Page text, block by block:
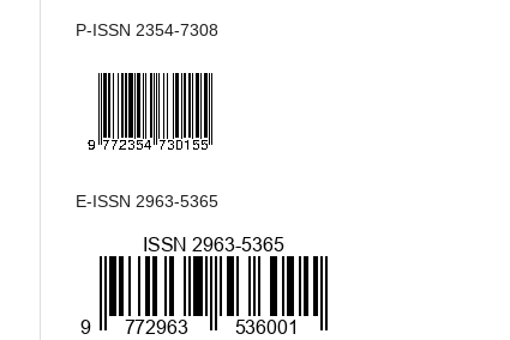
P-ISSN 2354-7308
E-ISSN 2963-5365